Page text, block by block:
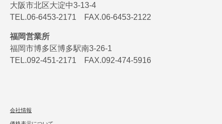
大阪市北区大淀中3-13-4
TEL.06-6453-2171 FAX.06-6453-2122
福岡営業所
福岡市博多区博多駅南3-26-1
TEL.092-451-2171 FAX.092-474-5916
会社情報